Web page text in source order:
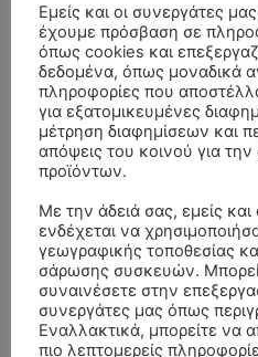
ΣΥΛΛΥΠΗΤΗΡΙΑ ΜΗΝΥΜΑΤΑ
Εμείς και οι συνεργάτες
έχουμε πρόσβαση σε
όπως cookies και
δεδομένα, όπως μοναδικά
πληροφορίες που
για εξατομικευμένες
μέτρηση διαφημίσεων και
απόψεις του κοινού για
προϊόντων.
Με την άδειά σας, εμείς
ενδέχεται να
γεωγραφικής τοποθεσίας
σάρωσης συσκευών.
συναινέσετε στην
συνεργάτες μας όπως
Εναλλακτικά, μπορείτε να
πιο λεπτομερείς